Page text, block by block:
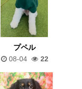
プペル
08-04 22